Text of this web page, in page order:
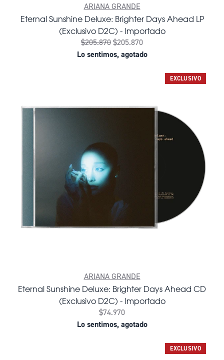
ARIANA GRANDE
Eternal Sunshine Deluxe: Brighter Days Ahead LP
(Exclusivo D2C) - Importado
$205.870$205.870
Lo sentimos, agotado
EXCLUSIVO
ARIANA GRANDE
Eternal Sunshine Deluxe: Brighter Days Ahead CD
(Exclusivo D2C) - Importado
$74.970
Lo sentimos, agotado
EXCLUSIVO